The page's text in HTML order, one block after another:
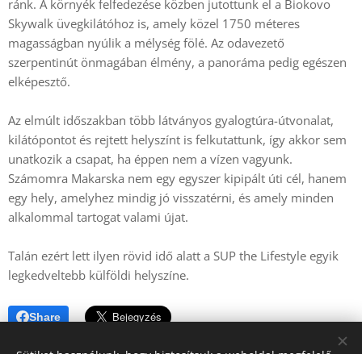
ránk. A környék felfedezése közben jutottunk el a Biokovo
Skywalk üvegkilátóhoz is, amely közel 1750 méteres
magasságban nyúlik a mélység fölé. Az odavezető
szerpentinút önmagában élmény, a panoráma pedig egészen
elképesztő.
Az elmúlt időszakban több látványos gyalogtúra-útvonalat,
kilátópontot és rejtett helyszínt is felkutattunk, így akkor sem
unatkozik a csapat, ha éppen nem a vízen vagyunk.
Számomra Makarska nem egy egyszer kipipált úti cél, hanem
egy hely, amelyhez mindig jó visszatérni, és amely minden
alkalommal tartogat valami újat.
Talán ezért lett ilyen rövid idő alatt a SUP the Lifestyle egyik
legkedveltebb külföldi helyszíne.
Share